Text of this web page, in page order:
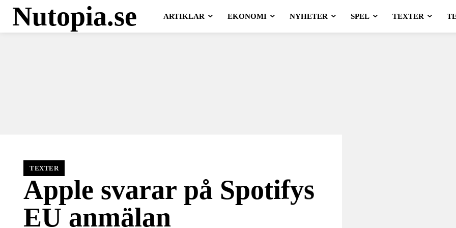
Nutopia.se ARTIKLAR EKONOMI NYHETER SPEL TEXTER
TEXTER
Apple svarar på Spotifys
EU anmälan